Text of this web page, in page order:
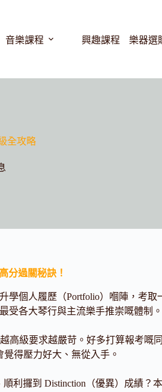
音樂課程 興趣課程 樂器選
全攻略
分過關秘訣！
個人履歷（Portfolio）嗰陣，考
受各大琴行與主流樂手推崇嘅體制。
高級要求越嚴苛。好多打算報考
覺得壓力好大、無從入手。
利攞到 Distinction（優異）成績